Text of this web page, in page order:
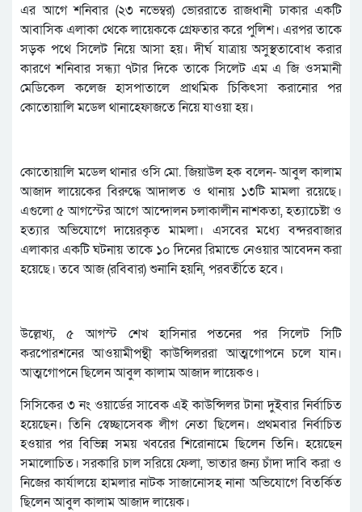
এর আগে শনিবার (২৩ নভেম্বর) ভোররাতে রাজধানী ঢাকার একটি
আবাসিক এলাকা থেকে লায়েককে গ্রেফতার করে পুলিশ। এরপর তাকে
সড়ক পথে সিলেট নিয়ে আসা হয়। দীর্ঘ যাত্রায় অসুস্থতাবোধ করার
কারণে শনিবার সন্ধ্যা ৭টার দিকে তাকে সিলেট এম এ জি ওসমানী
মেডিকেল কলেজ হাসপাতালে প্রাথমিক চিকিৎসা করানোর পর
কোতোয়ালি মডেল থানাহেফাজতে নিয়ে যাওয়া হয়।
কোতোয়ালি মডেল থানার ওসি মো. জিয়াউল হক বলেন- আবুল কালাম
আজাদ লায়েকের বিরুদ্ধে আদালত ও থানায় ১৩টি মামলা রয়েছে।
এগুলো ৫ আগস্টের আগে আন্দোলন চলাকালীন নাশকতা, হত্যাচেষ্টা ও
হত্যার অভিযোগে দায়েরকৃত মামলা। এসবের মধ্যে বন্দরবাজার
এলাকার একটি ঘটনায় তাকে ১০ দিনের রিমান্ডে নেওয়ার আবেদন করা
হয়েছে। তবে আজ (রবিবার) শুনানি হয়নি, পরবর্তীতে হবে।
উল্লেখ্য, ৫ আগস্ট শেখ হাসিনার পতনের পর সিলেট সিটি
করপোরশনের আওয়ামীপন্থী কাউন্সিলররা আত্মগোপনে চলে যান।
আত্মগোপনে ছিলেন আবুল কালাম আজাদ লায়েকও।
সিসিকের ৩ নং ওয়ার্ডের সাবেক এই কাউন্সিলর টানা দুইবার নির্বাচিত
হয়েছেন। তিনি স্বেচ্ছাসেবক লীগ নেতা ছিলেন। প্রথমবার নির্বাচিত
হওয়ার পর বিভিন্ন সময় খবরের শিরোনামে ছিলেন তিনি। হয়েছেন
সমালোচিত। সরকারি চাল সরিয়ে ফেলা, ভাতার জন্য চাঁদা দাবি করা ও
নিজের কার্যালয়ে হামলার নাটক সাজানোসহ নানা অভিযোগে বিতর্কিত
ছিলেন আবুল কালাম আজাদ লায়েক।